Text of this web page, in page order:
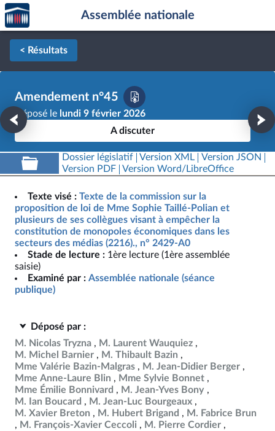
Aller au contenu
Aller en bas de la page
Accèder
à la
page
d'accueil
Assemblée nationale
< Résultats
Amendement n°45
Déposé le lundi 9 février 2026
A discuter
Dossier législatif Version XML
Version JSON
Version PDF
Version Word/LibreOffice
Texte visé : Texte de la commission sur la
proposition de loi de Mme Sophie Taillé-Polian et
plusieurs de ses collègues visant à empêcher la
constitution de monopoles économiques dans les
secteurs des médias (2216)., n° 2429-A0
Stade de lecture : 1ère lecture (1ère assemblée
saisie)
Examiné par : Assemblée nationale (séance
publique)
Déposé par :
M. Nicolas Tryzna
M. Laurent Wauquiez
M. Michel Barnier
M. Thibault Bazin
Mme Valérie Bazin-Malgras
M. Jean-Didier Berger
Mme Anne-Laure Blin
Mme Sylvie Bonnet
Mme Émilie Bonnivard
M. Jean-Yves Bony
M. Ian Boucard
M. Jean-Luc Bourgeaux
M. Xavier Breton
M. Hubert Brigand
M. Fabrice Brun
M. François-Xavier Ceccoli
M. Pierre Cordier